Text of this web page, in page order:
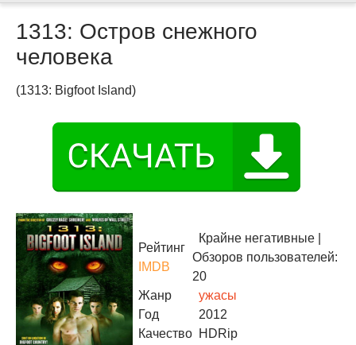
1313: Остров снежного
человека
(1313: Bigfoot Island)
Рейтинг
IMDB
Крайне негативные
Обзоров пользователей:
20
Жанр
ужасы
Год
2012
Качество HDRip